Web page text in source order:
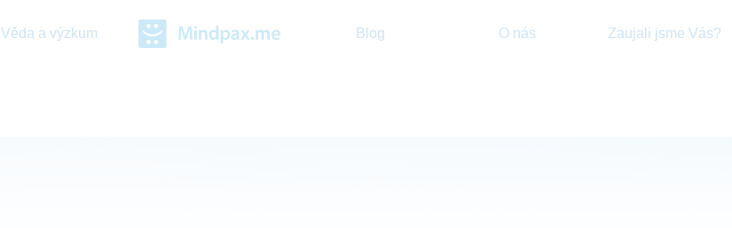
Věda a výzkum Blog O nás Zaujali jsme Vás?